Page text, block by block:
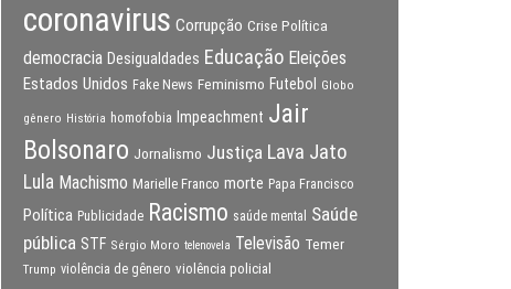
coronavirus Corrupção Crise Política
democracia Desigualdades Educação Eleições
Estados Unidos Fake News Feminismo Futebol Globo
gênero História homofobia Impeachment Jair
Bolsonaro Jornalismo Justiça Lava Jato
Lula Machismo Marielle Franco morte Papa Francisco
Política Publicidade Racismo saúde mental
Saúde
pública STF Sérgio Moro telenovela Televisão Temer
Trump violência de gênero violência policial